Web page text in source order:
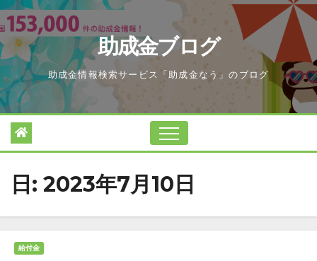
Skip
to
content
助成金ブログ
助成金情報検索サービス「助成金なう」のブログ
日: 2023年7月10日
給付金